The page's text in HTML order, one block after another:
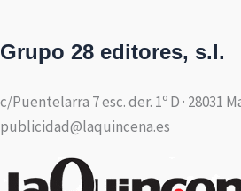
Grupo 28 editores, s.l.
c/Puentelarra 7 esc. der. 1º D · 28031
publicidad@laquincena.es